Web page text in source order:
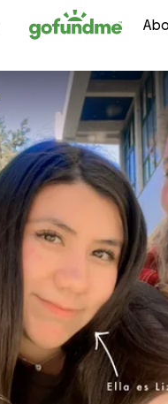
to content